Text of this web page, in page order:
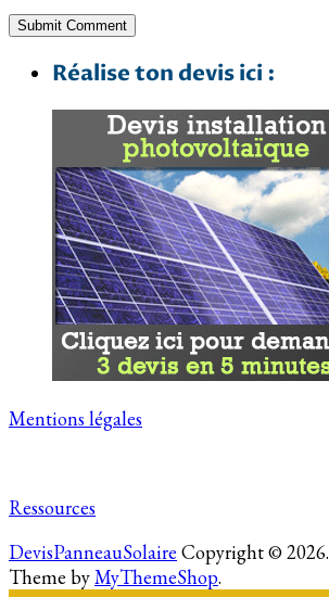
Réalise ton devis ici :
Mentions légales
Ressources
DevisPanneauSolaire Copyright © 2026.
Theme byMyThemeShop.